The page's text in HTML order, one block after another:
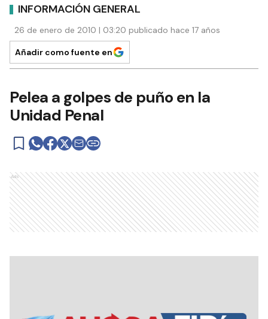
INFORMACIÓN GENERAL
26 de enero de 2010 | 03:20 publicado hace 17 años
Añadir como fuente en
Pelea a golpes de puño en la
Unidad Penal
Ads